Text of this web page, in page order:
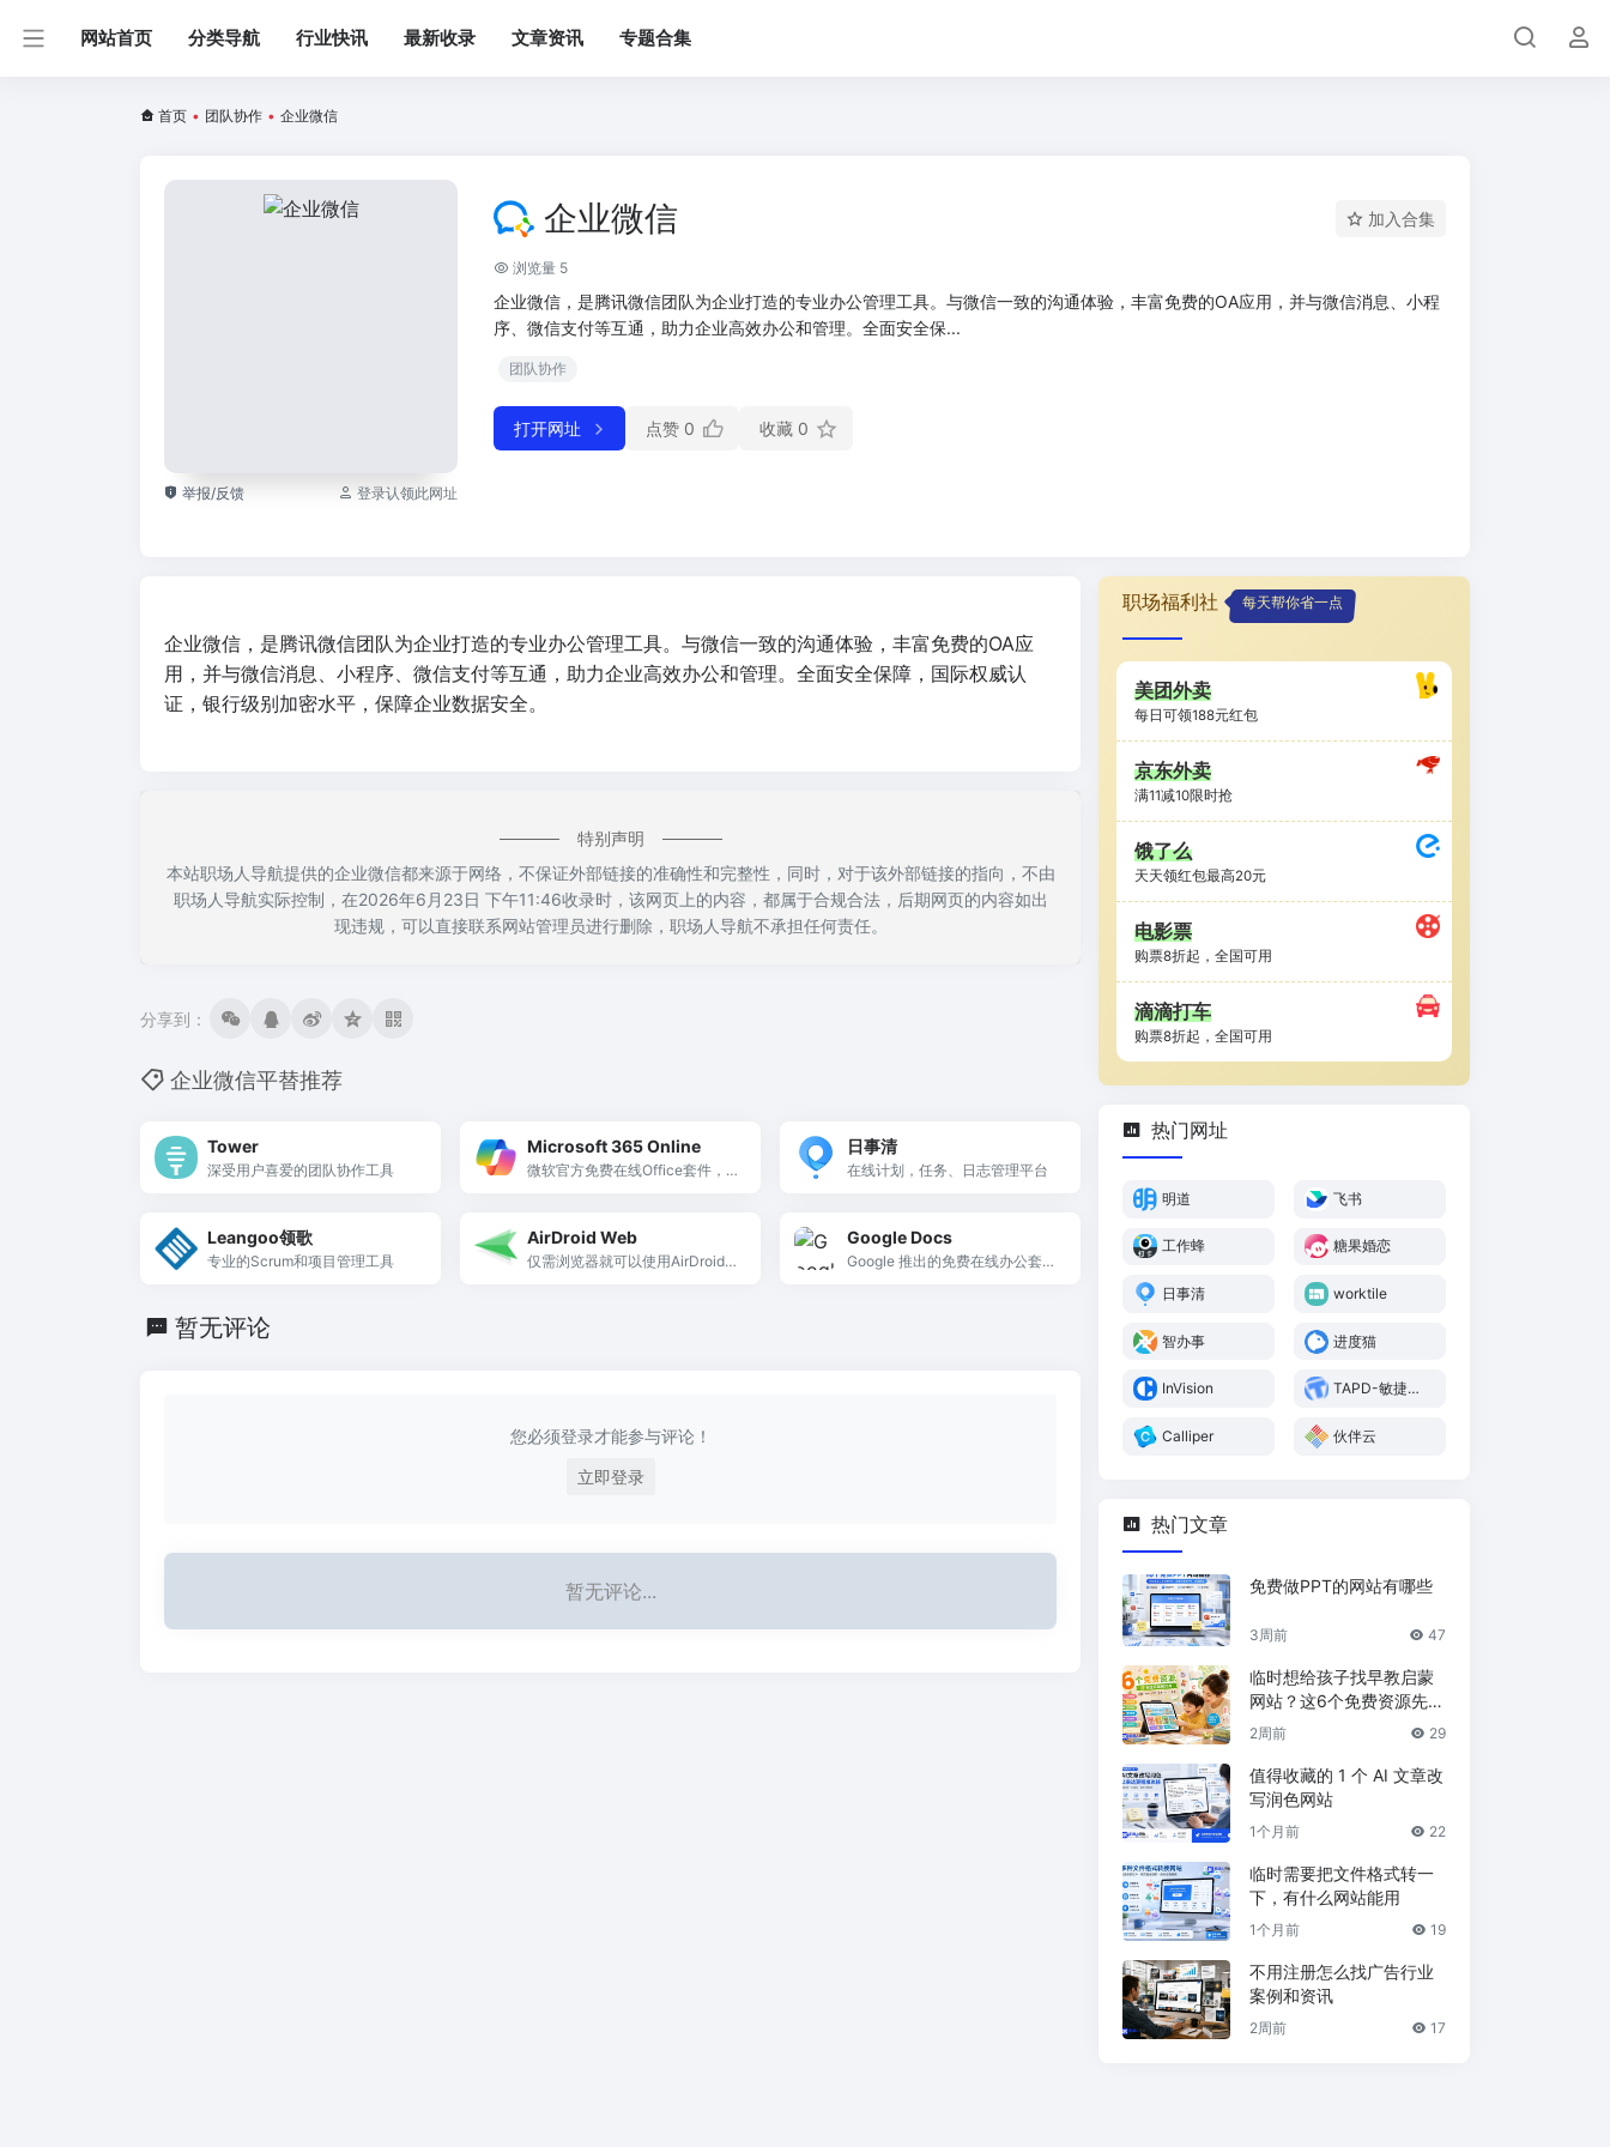
网站首页 分类导航 行业快讯 最新收录 文章资讯 专题合集
首页 • 团队协作 • 企业微信
举报/反馈 登录认领此网址
企业微信 加入合集
浏览量 5
企业微信，是腾讯微信团队为企业打造的专业办公管理工具。与微信一致的沟通体验，丰富免费的OA应用，并与微信消息、小程
序、微信支付等互通，助力企业高效办公和管理。全面安全保...
团队协作
打开网址 点赞 0 收藏 0
企业微信，是腾讯微信团队为企业打造的专业办公管理工具。与微信一致的沟通体验，丰富免费的OA应
用，并与微信消息、小程序、微信支付等互通，助力企业高效办公和管理。全面安全保障，国际权威认
证，银行级别加密水平，保障企业数据安全。
特别声明
本站职场人导航提供的企业微信都来源于网络，不保证外部链接的准确性和完整性，同时，对于该外部链接的指向，不由
职场人导航实际控制，在2026年6月23日 下午11:46收录时，该网页上的内容，都属于合规合法，后期网页的内容如出
现违规，可以直接联系网站管理员进行删除，职场人导航不承担任何责任。
分享到：
企业微信平替推荐
Tower
深受用户喜爱的团队协作工具
Microsoft 365 Online
微软官方免费在线Office套件，网
定者。
日事清
在线计划，任务、日志管理平台
Leangoo领歌
专业的Scrum和项目管理工具
AirDroid Web
仅需浏览器就可以使用AirDroid所
Google Docs
Google 推出的免费在线办公套
暂无评论
您必须登录才能参与评论！
立即登录
暂无评论...
职场福利社 每天帮你省一点
美团外卖
每日可领188元红包
京东外卖
满11减10限时抢
饿了么
天天领红包最高20元
电影票
购票8折起，全国可用
滴滴打车
购票8折起，全国可用
热门网址
明道 飞书
工作蜂 糖果婚恋
日事清 worktile
智办事 进度猫
InVision
TAPD-敏捷开
讯敏捷产品研
Calliper 伙伴云
热门文章
免费做PPT的网站有哪些
3周前 47
临时想给孩子找早教启蒙
网站？这6个免费资源先收
藏
2周前 29
值得收藏的 1 个 AI 文章改
写润色网站
1个月前 22
临时需要把文件格式转一
下，有什么网站能用
1个月前 19
不用注册怎么找广告行业
案例和资讯
2周前 17